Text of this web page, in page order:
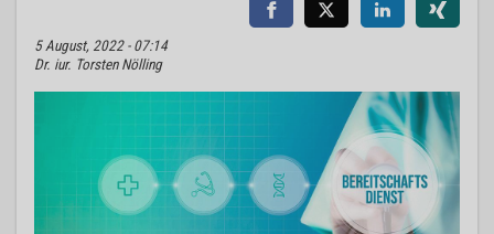
5 August, 2022 - 07:14
Dr. iur. Torsten Nölling